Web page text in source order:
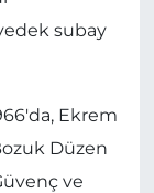
subay
Ekrem
Düzen
ve